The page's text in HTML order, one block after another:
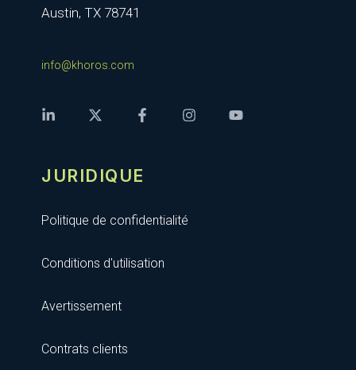
Austin, TX 78741
info@khoros.com
JURIDIQUE
Politique de confidentialité
Conditions d'utilisation
Avertissement
Contrats clients